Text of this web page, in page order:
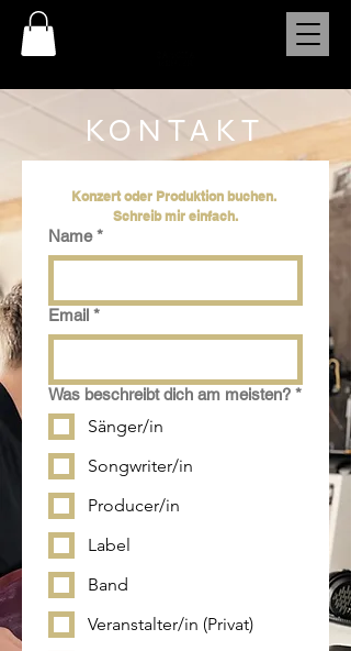
KONTAKT
Konzert oder Produktion buchen.
Schreib mir einfach.
Name *
Email *
Was beschreibt dich am meisten? *
Sänger/in
Songwriter/in
Producer/in
Label
Band
Veranstalter/in (Privat)